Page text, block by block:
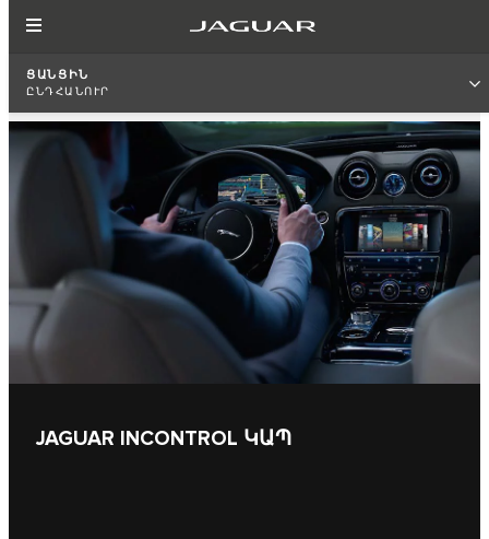
ՑԱՆՑԻՆ
ԸՆԴՀԱՆՈՒՐ
JAGUAR INCONTROL ԿԱՊ